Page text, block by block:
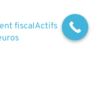
fiscalActifs